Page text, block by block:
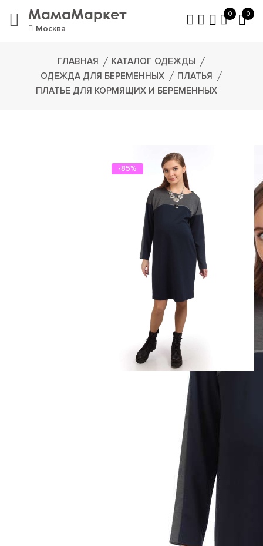
МамаМаркет
Москва
0 0
ГЛАВНАЯ
КАТАЛОГ ОДЕЖДЫ
ОДЕЖДА ДЛЯ БЕРЕМЕННЫХ
ПЛАТЬЯ
ПЛАТЬЕ ДЛЯ КОРМЯЩИХ И БЕРЕМЕННЫХ
-85%